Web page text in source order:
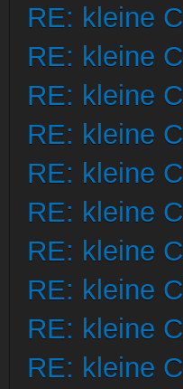
RE: kleine
RE: kleine
RE: kleine
RE: kleine
RE: kleine
RE: kleine
RE: kleine
RE: kleine
RE: kleine
RE: kleine